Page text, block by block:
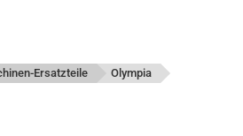
Ersatzteile Olympia